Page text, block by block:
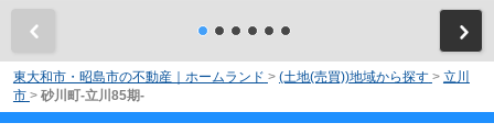
東大和市・昭島市の不動産｜ホームランド > (土地(売買))地域から探す > 立川
市 > 砂川町-立川85期-